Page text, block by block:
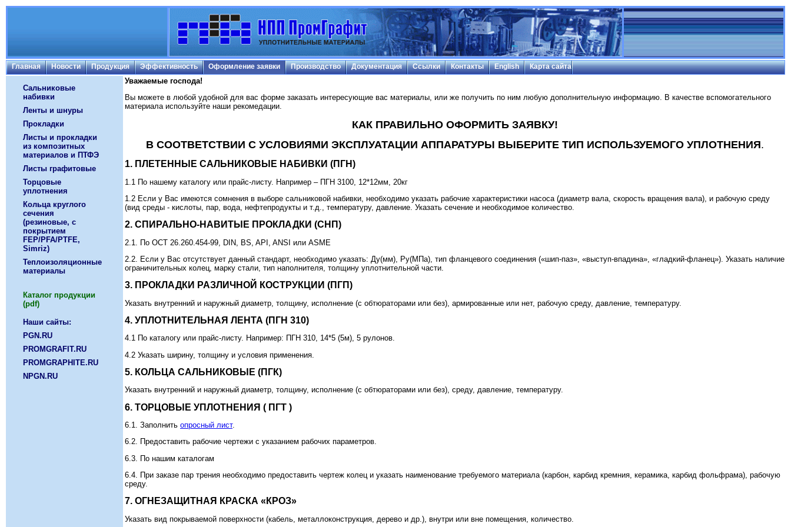
Главная Новости Продукция Эффективность Оформление заявки Производство Документация Ссылки Контакты English Карта сайта
Сальниковые
набивки
Ленты и шнуры
Прокладки
Листы и прокладки
из композитных
материалов и ПТФЭ
Листы графитовые
Торцовые
уплотнения
Кольца круглого
сечения
(резиновые, с
покрытием
FEP/PFA/PTFE,
Simriz)
Теплоизоляционные
материалы
Каталог продукции
(pdf)
Наши сайты:
PGN.RU
PROMGRAFIT.RU
PROMGRAPHITE.RU
NPGN.RU
Уважаемые господа!
Вы можете в любой удобной для вас форме заказать интересующие вас материалы, или же получить по ним любую дополнительную информацию. В качестве вспомогательного
материала используйте наши рекомедации.
КАК ПРАВИЛЬНО ОФОРМИТЬ ЗАЯВКУ!
В СООТВЕТСТВИИ С УСЛОВИЯМИ ЭКСПЛУАТАЦИИ АППАРАТУРЫ ВЫБЕРИТЕ ТИП ИСПОЛЬЗУЕМОГО УПЛОТНЕНИЯ.
1. ПЛЕТЕННЫЕ САЛЬНИКОВЫЕ НАБИВКИ (ПГН)
1.1 По нашему каталогу или прайс-листу. Например – ПГН 3100, 12*12мм, 20кг
1.2 Если у Вас имеются сомнения в выборе сальниковой набивки, необходимо указать рабочие характеристики насоса (диаметр вала, скорость вращения вала), и рабочую среду
(вид среды - кислоты, пар, вода, нефтепродукты и т.д., температуру, давление. Указать сечение и необходимое количество.
2. СПИРАЛЬНО-НАВИТЫЕ ПРОКЛАДКИ (СНП)
2.1. По ОСТ 26.260.454-99, DIN, BS, API, ANSI или ASME
2.2. Если у Вас отсутствует данный стандарт, необходимо указать: Ду(мм), Ру(МПа), тип фланцевого соединения («шип-паз», «выступ-впадина», «гладкий-фланец»). Указать наличие
ограничительных колец, марку стали, тип наполнителя, толщину уплотнительной части.
3. ПРОКЛАДКИ РАЗЛИЧНОЙ КОСТРУКЦИИ (ПГП)
Указать внутренний и наружный диаметр, толщину, исполнение (с обтюраторами или без), армированные или нет, рабочую среду, давление, температуру.
4. УПЛОТНИТЕЛЬНАЯ ЛЕНТА (ПГН 310)
4.1 По каталогу или прайс-листу. Например: ПГН 310, 14*5 (5м), 5 рулонов.
4.2 Указать ширину, толщину и условия применения.
5. КОЛЬЦА САЛЬНИКОВЫЕ (ПГК)
Указать внутренний и наружный диаметр, толщину, исполнение (с обтюраторами или без), среду, давление, температуру.
6. ТОРЦОВЫЕ УПЛОТНЕНИЯ ( ПГТ )
6.1. Заполнить опросный лист.
6.2. Предоставить рабочие чертежи с указанием рабочих параметров.
6.3. По нашим каталогам
6.4. При заказе пар трения необходимо предоставить чертеж колец и указать наименование требуемого материала (карбон, карбид кремния, керамика, карбид фольфрама), рабочую
среду.
7. ОГНЕЗАЩИТНАЯ КРАСКА «КРОЗ»
Указать вид покрываемой поверхности (кабель, металлоконструкция, дерево и др.), внутри или вне помещения, количество.